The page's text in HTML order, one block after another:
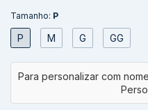
Tamanho: P
P M G GG